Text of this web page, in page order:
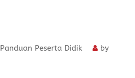
Panduan Peserta Didik
by